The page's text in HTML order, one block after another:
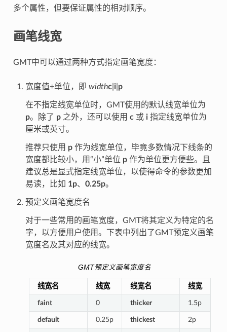
多个属性，但要保证属性的相对顺序。
画笔线宽
GMT中可以通过两种方式指定画笔宽度：
宽度值+单位，即 widthc| i| p
在不指定线宽单位时，GMT使用的默认线宽单位为
p。除了 p之外，还可以使用 c或 i指定线宽单位为
厘米或英寸。
推荐只使用 p作为线宽单位，毕竟多数情况下线条的
宽度都比较小，用“小”单位 p作为单位更方便些。且
建议总是显式指定线宽单位，以使得命令的参数更加
易读，比如 1p、 0.25p。
预定义画笔宽度名
对于一些常用的画笔宽度，GMT将其定义为特定的名
字，以方便用户使用。下表中列出了GMT预定义画笔
宽度名及其对应的线宽。
GMT预定义画笔宽度名
线宽名 线宽 线宽名 线宽
faint 0 thicker 1.5p
default 0.25p thickest 2p